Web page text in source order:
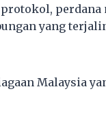
protokol,
yang
Malaysia